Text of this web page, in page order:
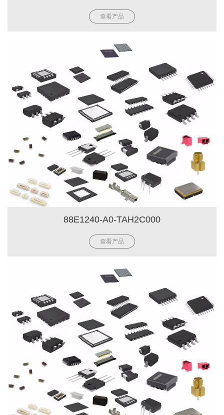
查看产品
88E1240-A0-TAH2C000
查看产品